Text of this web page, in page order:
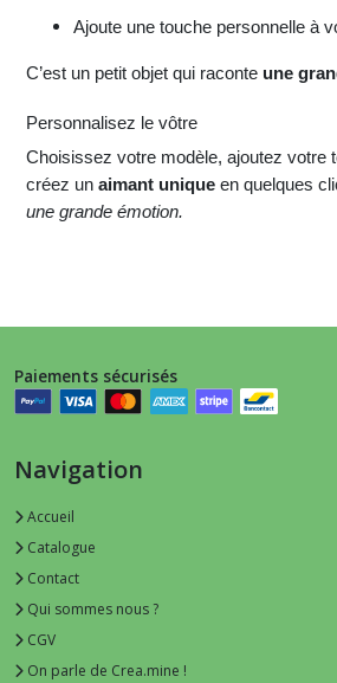
Ajoute une touche personnelle à
C’est un petit objet qui raconte une
Personnalisez le vôtre
Choisissez votre modèle, ajoutez votre
créez un aimant unique en quelques
une grande émotion.
Paiements sécurisés
Navigation
Accueil
Catalogue
Contact
Qui sommes nous ?
CGV
On parle de Crea.mine !